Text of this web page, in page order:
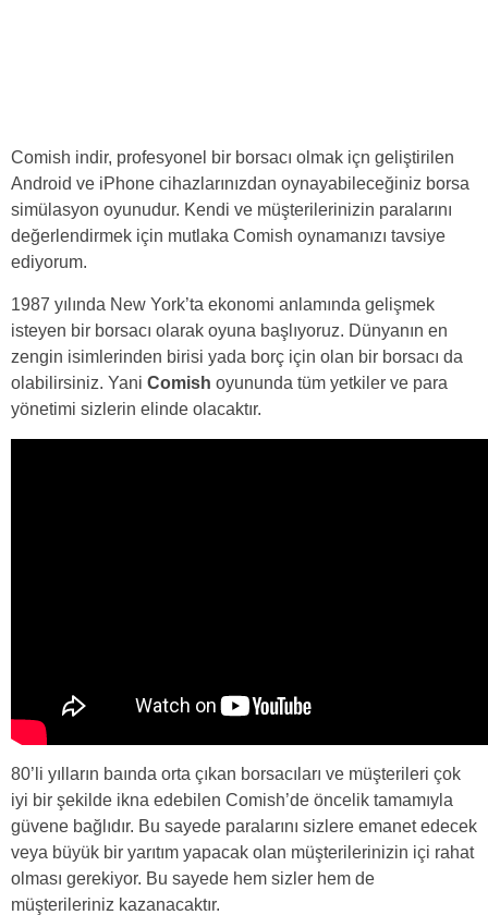
Comish indir, profesyonel bir borsacı olmak içn geliştirilen
Android ve iPhone cihazlarınızdan oynayabileceğiniz borsa
simülasyon oyunudur. Kendi ve müşterilerinizin paralarını
değerlendirmek için mutlaka Comish oynamanızı tavsiye
ediyorum.
1987 yılında New York’ta ekonomi anlamında gelişmek
isteyen bir borsacı olarak oyuna başlıyoruz. Dünyanın en
zengin isimlerinden birisi yada borç için olan bir borsacı da
olabilirsiniz. Yani Comish oyununda tüm yetkiler ve para
yönetimi sizlerin elinde olacaktır.
80’li yılların baında orta çıkan borsacıları ve müşterileri çok
iyi bir şekilde ikna edebilen Comish’de öncelik tamamıyla
güvene bağlıdır. Bu sayede paralarını sizlere emanet edecek
veya büyük bir yarıtım yapacak olan müşterilerinizin içi rahat
olması gerekiyor. Bu sayede hem sizler hem de
müşterileriniz kazanacaktır.